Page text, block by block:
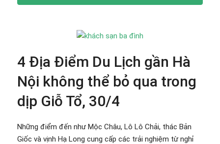
4 Địa Điểm Du Lịch gần Hà
Nội không thể bỏ qua trong
dịp Giỗ Tổ, 30/4
Những điểm đến như Mộc Châu, Lô Lô Chải, thác Bản
Giốc và vịnh Hạ Long cung cấp các trải nghiệm từ nghỉ